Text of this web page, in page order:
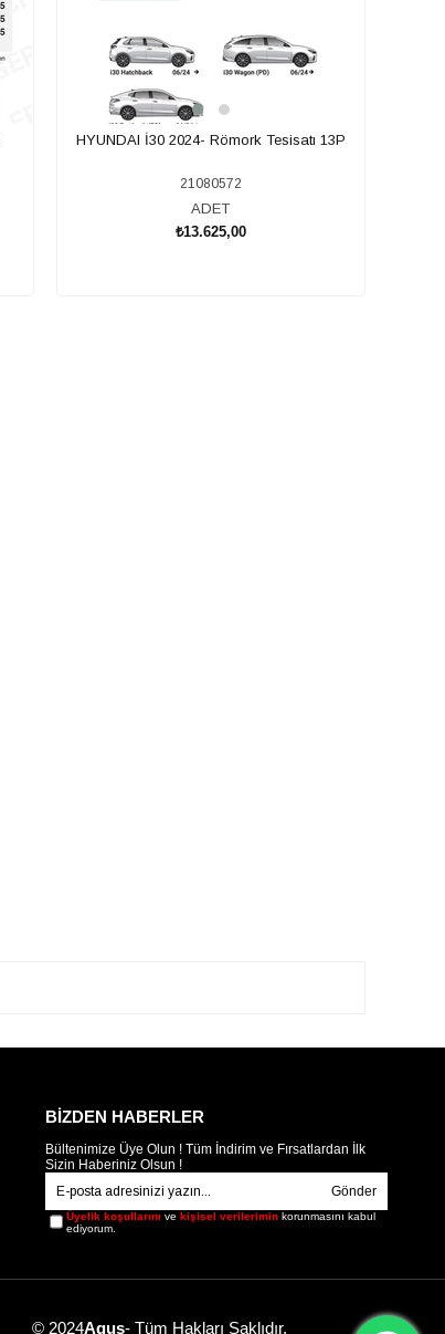
HYUNDAI İ30 2024- Römork Tesisatı 13P
21080572
ADET
₺13.625,00
BİZDEN HABERLER
Bültenimize Üye Olun ! Tüm İndirim ve Fırsatlardan İlk
Sizin Haberiniz Olsun !
Gönder
Üyelik koşullarını ve kişisel verileriminkorunmasını kabul
ediyorum.
© 2024Agus- Tüm Hakları Saklıdır.